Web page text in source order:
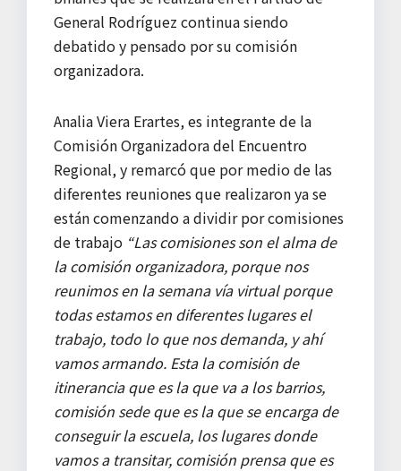
General Rodríguez continua siendo
debatido y pensado por su comisión
organizadora.
Analia Viera Erartes, es integrante de la
Comisión Organizadora del Encuentro
Regional, y remarcó que por medio de las
diferentes reuniones que realizaron ya se
están comenzando a dividir por comisiones
de trabajo “Las comisiones son el alma de
la comisión organizadora, porque nos
reunimos en la semana vía virtual porque
todas estamos en diferentes lugares el
trabajo, todo lo que nos demanda, y ahí
vamos armando. Esta la comisión de
itinerancia que es la que va a los barrios,
comisión sede que es la que se encarga de
conseguir la escuela, los lugares donde
vamos a transitar, comisión prensa que es